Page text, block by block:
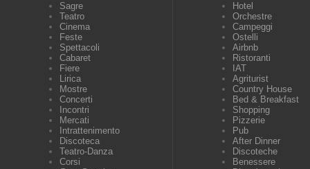
Sagre
Teatro
Cinema
Feste
Spettacoli
Cabaret
Fiere
Lirica
Mostre
Concerti
Incontri
Mercati
Intrattenimento
Discoteca
Teatro-Danza
Corsi
Hotel
Orchestre
Campeggi
Ostelli
Airbnb
Ristoranti
IAT
Agriturist
Country House
Bed & Breakfast
Shopping
Pizzerie
Pub
After Dinner
Discoteche
Benessere